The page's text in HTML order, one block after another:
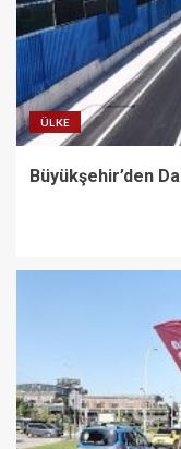
ÜLKE
Büyükşehir’den